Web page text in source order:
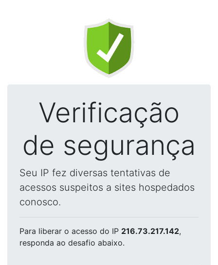
Verificação
de segurança
Seu IP fez diversas tentativas de
acessos suspeitos a sites hospedados
conosco.
Para liberar o acesso do IP 216.73.217.142,
responda ao desafio abaixo.